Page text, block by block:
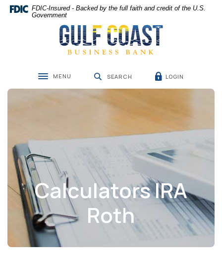
Home
Skip
Download
Acrobat
.pdf
FDIC-Insured - Backed by the full faith and credit of the U.S.
Government
Gulf Coast Business Bank
Toggle navigation
MENU SEARCH LOGIN
Calculators IRA
Roth